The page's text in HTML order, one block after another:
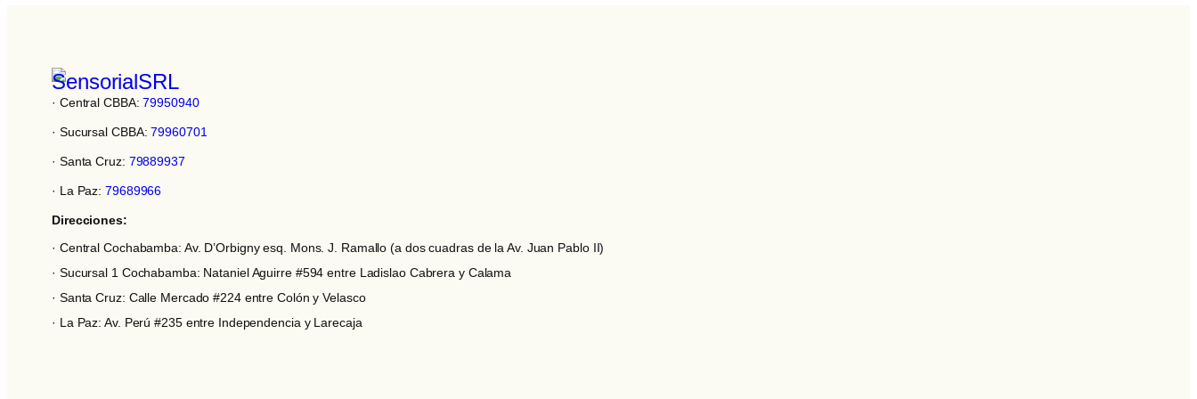
· Central CBBA:79950940
· Sucursal CBBA:79960701
· Santa Cruz: 79889937
· La Paz:79689966
Direcciones:
· Central Cochabamba: Av. D’Orbigny esq. Mons. J. Ramallo (a dos cuadras de la Av. Juan Pablo II)
· Sucursal 1 Cochabamba: Nataniel Aguirre #594 entre Ladislao Cabrera y Calama
· Santa Cruz: Calle Mercado #224 entre Colón y Velasco
· La Paz: Av. Perú #235 entre Independencia y Larecaja